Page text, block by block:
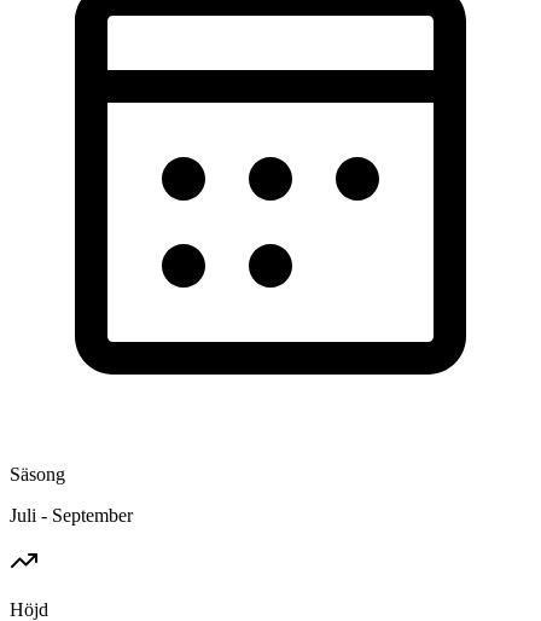
Säsong
Juli - September
Höjd